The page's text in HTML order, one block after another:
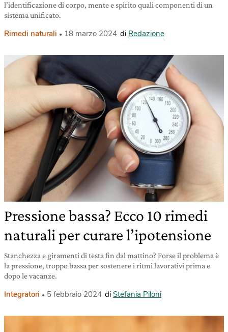
l’identificazione di corpo, mente e spirito quali componenti di un
sistema unificato.
Rimedi naturali 18 marzo 2024 di Redazione
Pressione bassa? Ecco 10 rimedi
naturali per curare l’ipotensione
Stanchezza e giramenti di testa fin dal mattino? Forse il problema è
la pressione, troppo bassa per sostenere i ritmi lavorativi prima e
dopo le vacanze.
Integratori 5 febbraio 2024 di Stefania Piloni